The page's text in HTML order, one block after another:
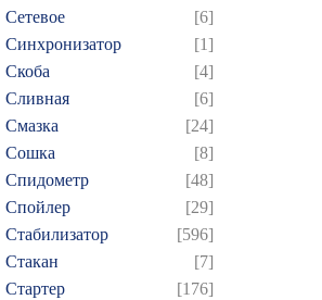
Сетевое
[6]
Синхронизатор
[1]
Скоба
[4]
Сливная
[6]
Смазка
[24]
Сошка
[8]
Спидометр
[48]
Спойлер
[29]
Стабилизатор
[596]
Стакан
[7]
Стартер
[176]